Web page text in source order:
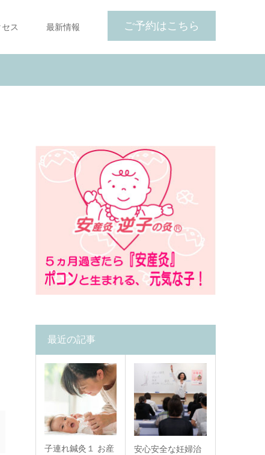
ご予約はこちら
ス 最新情報
最近の記事
子連れ鍼灸１ お産
安心安全な妊婦治